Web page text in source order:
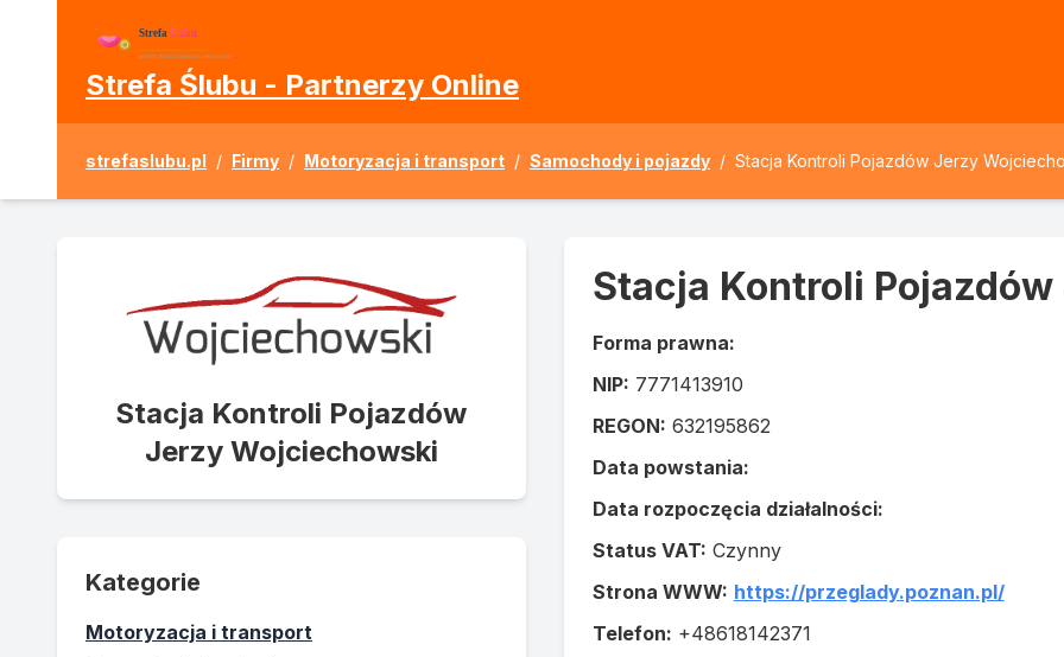
Strefa Ślubu - Partnerzy Online
strefaslubu.pl / Firmy / Motoryzacja i transport / Samochody i pojazdy / Stacja Kontroli Pojazdów Jerzy
Stacja Kontroli Pojazdów
Jerzy Wojciechowski
Kategorie
Motoryzacja i transport
Stacja Kontroli
Forma prawna:
NIP: 7771413910
REGON: 632195862
Data powstania:
Data rozpoczęcia działalności:
Status VAT: Czynny
Strona WWW: https://przeglady.poznan.pl/
Telefon: +48618142371